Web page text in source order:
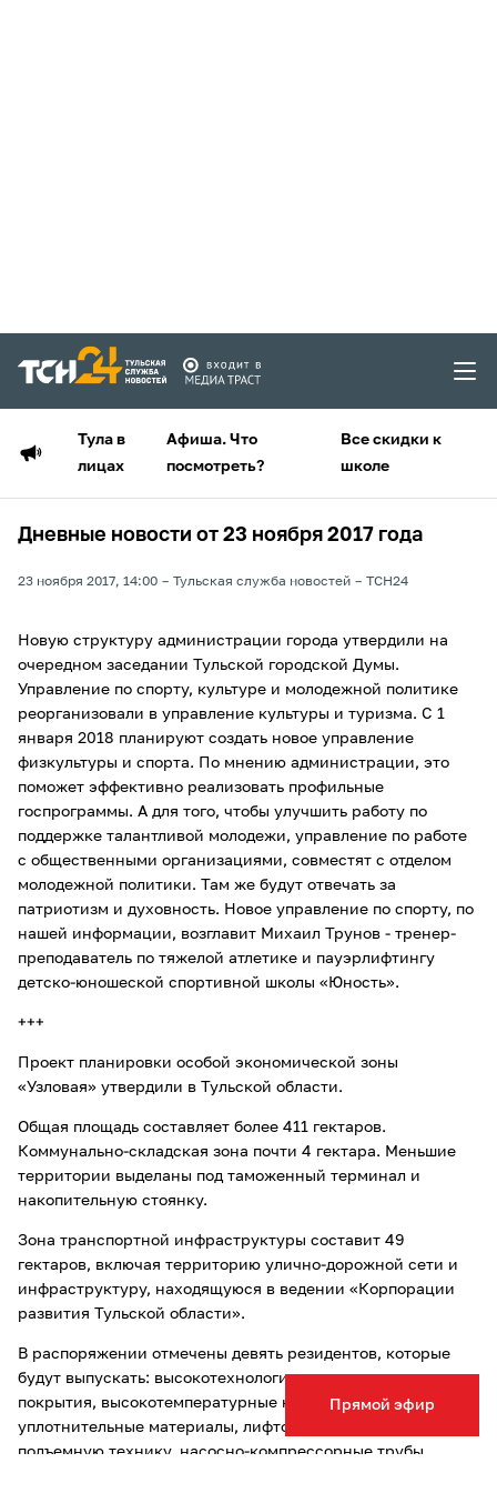
Тула в
лицах
Афиша. Что
посмотреть?
Все скидки к
школе
Прямой эфир
Дневные новости от 23 ноября 2017 года
23 ноября 2017, 14:00 Тульская служба новостей ТСН24
Новую структуру администрации города утвердили на
очередном заседании Тульской городской Думы.
Управление по спорту, культуре и молодежной политике
реорганизовали в управление культуры и туризма. С 1
января 2018 планируют создать новое управление
физкультуры и спорта. По мнению администрации, это
поможет эффективно реализовать профильные
госпрограммы. А для того, чтобы улучшить работу по
поддержке талантливой молодежи, управление по работе
с общественными организациями, совместят с отделом
молодежной политики. Там же будут отвечать за
патриотизм и духовность. Новое управление по спорту, по
нашей информации, возглавит Михаил Трунов - тренер-
преподаватель по тяжелой атлетике и пауэрлифтингу
детско-юношеской спортивной школы «Юность».
+++
Проект планировки особой экономической зоны
«Узловая» утвердили в Тульской области.
Общая площадь составляет более 411 гектаров.
Коммунально-складская зона почти 4 гектара. Меньшие
территории выделаны под таможенный терминал и
накопительную стоянку.
Зона транспортной инфраструктуры составит 49
гектаров, включая территорию улично-дорожной сети и
инфраструктуру, находящуюся в ведении «Корпорации
развития Тульской области».
В распоряжении отмечены девять резидентов, которые
будут выпускать: высокотехнологичные защитные
покрытия, высокотемпературные композиционные
уплотнительные материалы, лифтовую и другую
подъемную технику, насосно-компрессорные трубы,